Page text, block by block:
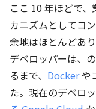
ここ 10 年ほどで
カニズムとしてコ
余地はほとんどあ
デベロッパーは、
るまで、 Dockerや
た。現在のデベロ